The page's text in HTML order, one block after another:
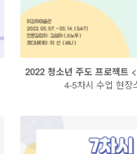
2022 청소년 주도 프로젝트
4-5차시 수업 현장